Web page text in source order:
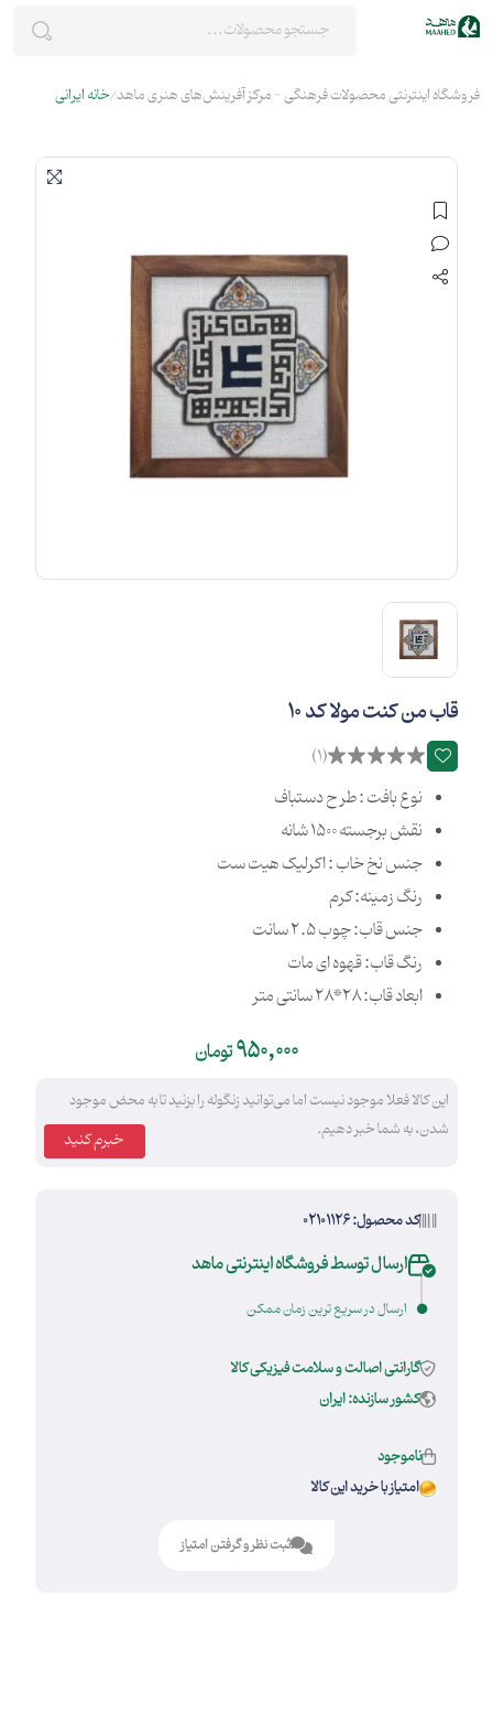
فروشگاه اینترنتی محصولات فرهنگی - مرکز آفرینش‌های هنری ماهد خانه ایرانی
قاب من کنت مولا کد 10
(1)
نوع بافت : طرح دستباف
نقش برجسته 1500 شانه
جنس نخ خاب : اکرلیک هیت ست
رنگ زمینه: کرم
جنس قاب: چوب 2.5 سانت
رنگ قاب: قهوه ای مات
ابعاد قاب: 28*28 سانتی متر
950,000تومان
این کالا فعلا موجود نیست اما می‌توانید زنگوله را بزنید تا به محض موجود
شدن، به شما خبر دهیم.
کد محصول: 02101126
ارسال توسط فروشگاه اینترنتی ماهد
ارسال در سریع ترین زمان ممکن
گارانتی اصالت و سلامت فیزیکی کالا
کشور سازنده: ایران
ناموجود
امتیاز با خرید این کالا
ثبت نظر و گرفتن امتیاز